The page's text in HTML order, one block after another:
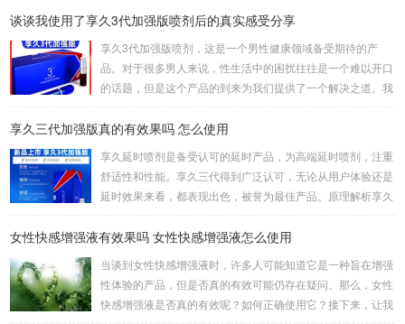
英文简写即我们通常所说的SM。SM情趣道具包括捆绑和束
野外调教、蜡烛、冰块、夹子、鞭打、头发、剃体毛等。这些
道具在使用时需要注意安全和卫生，尤其是涉及到身体部位的
刺激和捆绑时，要注意血...
谈谈我使用了享久3代加强版喷剂后的真实感受分享
享久3代加强版喷剂，这是一个男性健康领域备受期待的产
品。对于很多男人来说，性生活中的困扰往往是一个难以开口
的话题，但是这个产品的到来为我们提供了一个解决之道。我
事时间方面提供了显著的帮助。首先，我要强调的是这个产品
然后轻轻按摩，稍等片刻，你就可以享受到它的效果了。这一
点对我来说非常重要，因为它不需要繁琐的准备或额外的设
备，而是一个方便且离不开家的解决方案。当我第一次使用...
享久三代加强版真的有效果吗 怎么使用
享久延时喷剂是备受认可的延时产品，为高端延时喷剂，注重
舒适性和性能。享久三代得到广泛认可，无论从用户体验还是
延时效果来看，都表现出色，被誉为最佳产品。原理解析享久
物、马鹿茸、人参、秦椒、乙醇等。这些成分不仅减少敏感度
保留性生活的乐趣。产品特性起效时间：15分钟延时时间：3
0分钟左右最长有效时间：15小时15分钟开始起效，30分钟至
7小时内效果最佳，15小时内持续有效。清洗...
女性快感增强液有效果吗 女性快感增强液怎么使用
当谈到女性快感增强液时，许多人可能知道它是一种旨在增强
性体验的产品，但是否真的有效可能仍存在疑问。那么，女性
快感增强液是否真的有效呢？如何正确使用它？接下来，让我